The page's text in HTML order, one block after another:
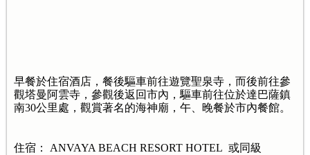
早餐於住宿酒店，餐後驅車前往遊覽聖泉寺，而後前往參
觀塔曼阿雲寺，參觀後返回市內，驅車前往位於達巴薩鎮
南30公里處，觀賞著名的海神廟，午、晚餐於市內餐館。
住宿： ANVAYA BEACH RESORT HOTEL 或同級